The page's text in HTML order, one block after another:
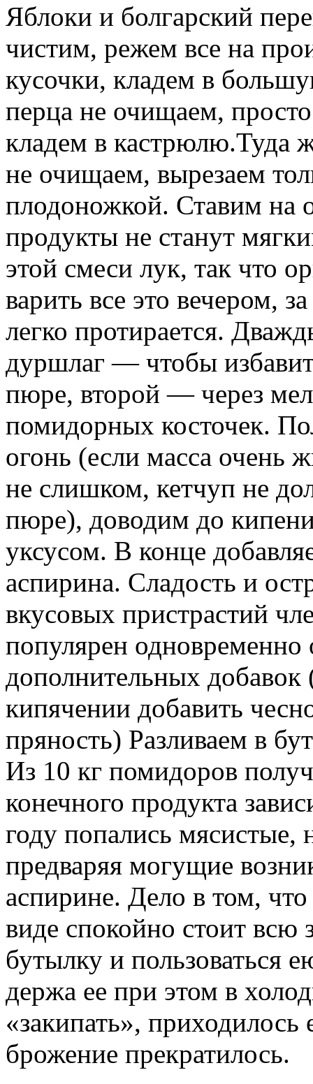
Яблоки и болгарский
чистим, режем все на
кусочки, кладем в
перца не очищаем,
кладем в кастрюлю.Туда
не очищаем, вырезаем
плодоножкой. Ставим на
продукты не станут
этой смеси лук, так что
варить все это вечером,
легко протирается.
дуршлаг — чтобы
пюре, второй — через
помидорных косточек.
огонь (если масса очень
не слишком, кетчуп не
пюре), доводим до
уксусом. В конце
аспирина. Сладость и
вкусовых пристрастий
популярен одновременно
дополнительных
кипячении добавить
пряность) Разливаем в
Из 10 кг помидоров
конечного продукта
году попались
предваряя могущие
аспирине. Дело в том,
виде спокойно стоит всю
бутылку и пользоваться
держа ее при этом в
«закипать», приходилось
брожение прекратилось.